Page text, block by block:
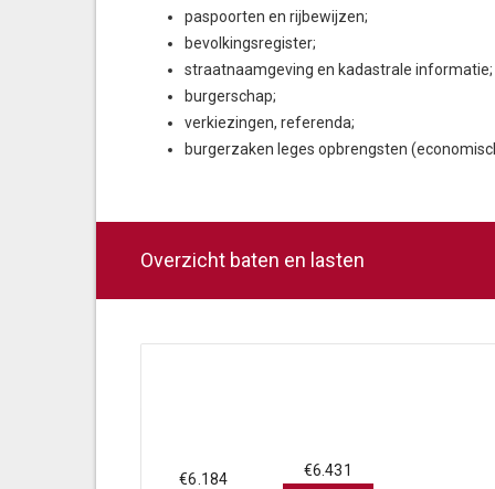
paspoorten en rijbewijzen;
bevolkingsregister;
straatnaamgeving en kadastrale informatie;
burgerschap;
verkiezingen, referenda;
burgerzaken leges opbrengsten
Overzicht baten en lasten
€6.184 €6.431